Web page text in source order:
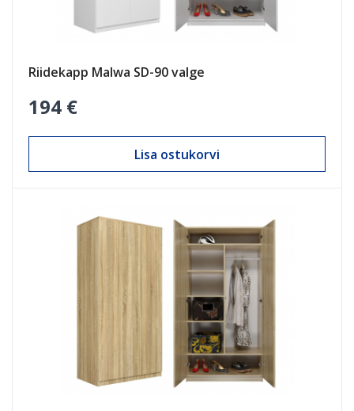
Riidekapp Malwa SD-90 valge
194 €
Lisa ostukorvi